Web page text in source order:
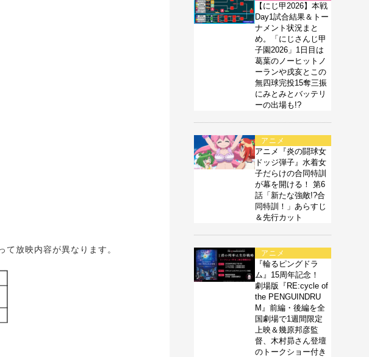
放映内容が異なります。
【にじ甲2026】本戦
Day1試合結果＆トー
ナメント状況まと
め。「にじさんじ甲
子園2026」1日目は
葛葉のノーヒットノ
ーランや戌亥とこの
無四球完投15奪三振
にみとみとバッテリ
ーの出場も!?
アニメ
アニメ『炎の闘球女
ドッジ弾子』水着女
子だらけの合同特訓
が幕を開ける！ 第6
話「新たな強敵!?合
同特訓！」あらすじ
＆先行カット
アニメ
『輪るピングドラ
ム』15周年記念！
劇場版『RE:cycle of
the PENGUINDRU
M』前編・後編を全
国劇場で1週間限定
上映＆幾原邦彦監
督、木村昴さん登壇
のトークショー付き